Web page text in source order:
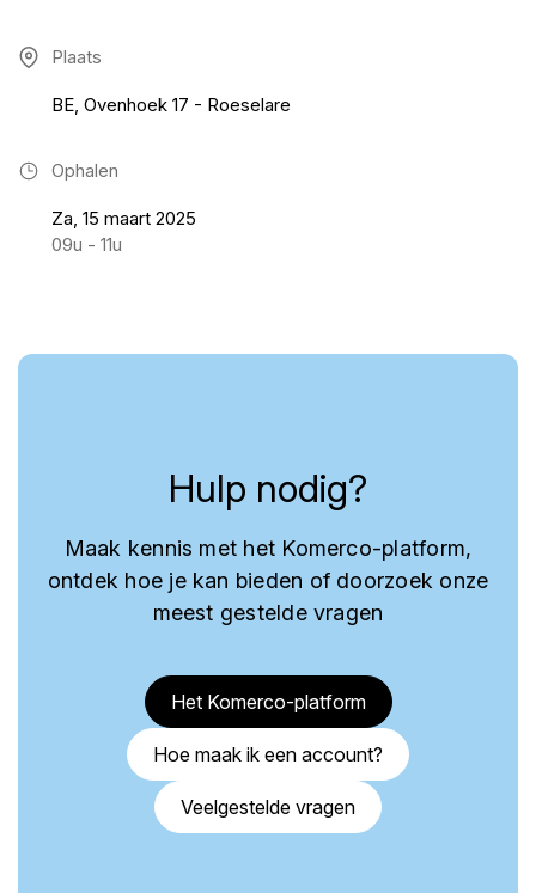
Plaats
BE, Ovenhoek 17 - Roeselare
Ophalen
Za, 15 maart 2025
09u - 11u
Hulp nodig?
Maak kennis met het Komerco-platform,
ontdek hoe je kan bieden of doorzoek onze
meest gestelde vragen
Het Komerco-platform
Hoe maak ik een account?
Veelgestelde vragen